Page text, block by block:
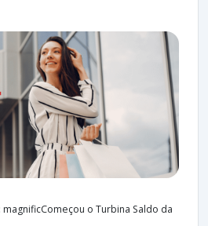
o Turbina Saldo da